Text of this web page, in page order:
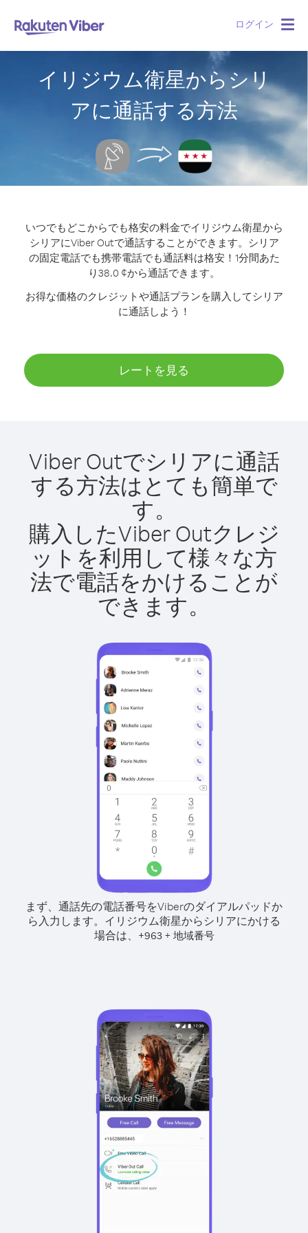
ログイン
イリジウム衛星からシリ
アに通話する方法
いつでもどこからでも格安の料金でイリジウム衛星から
シリアにViber Outで通話することができます。 シリア
の固定電話でも携帯電話でも通話料は格安！1分間あた
り38.0 ¢から通話できます。
お得な価格のクレジットや通話プランを購入してシリア
に通話しよう！
レートを見る
Viber Outでシリアに通話
する方法はとても簡単で
す。
購入したViber Outクレジ
ットを利用して様々な方
法で電話をかけることが
できます。
まず、通話先の電話番号をViberのダイアルパッドか
ら入力します。 イリジウム衛星からシリアにかける
場合は、
+963+ 地域番号